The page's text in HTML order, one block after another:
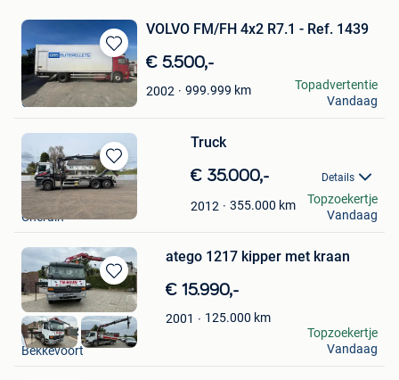
Bewaren
in
Mijn
Favorieten
VOLVO FM/FH 4x2 R7.1 - Ref. 1439
€ 5.500,-
2002 999.999 km
Jacalis NV
Oostrozebeke
Topadvertentie
Vandaag
Bewaren
in
Mijn
Favorieten
Truck
€ 35.000,- Details
2012 355.000 km
vgmdso
Cherain
Topzoekertje
Vandaag
Bewaren
in
Mijn
Favorieten
atego 1217 kipper met kraan
€ 15.990,-
2001 125.000 km
GUNTHER
Bekkevoort
Topzoekertje
Vandaag